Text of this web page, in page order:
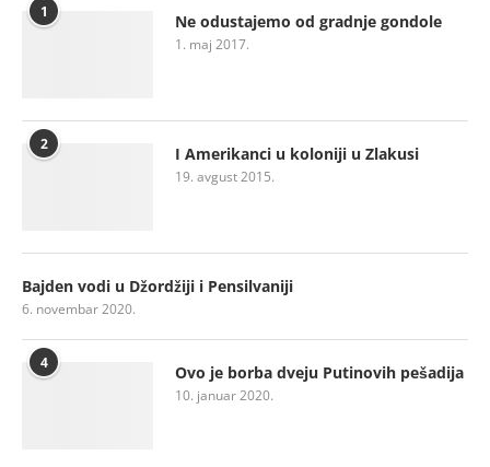
1 Ne odustajemo od gradnje gondole
1. maj 2017.
2 I Amerikanci u koloniji u Zlakusi
19. avgust 2015.
Bajden vodi u Džordžiji i Pensilvaniji
6. novembar 2020.
4 Ovo je borba dveju Putinovih pešadija
10. januar 2020.